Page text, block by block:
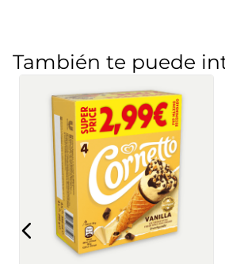
También te puede